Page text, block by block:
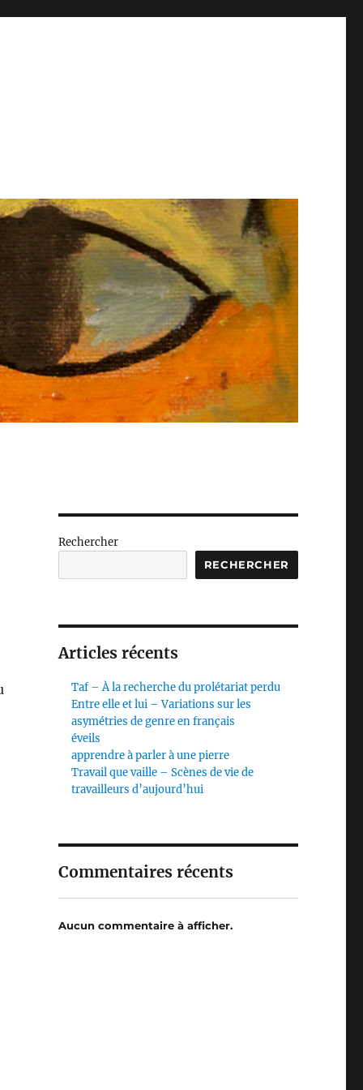
Rechercher
RECHERCHER
Articles récents
Taf – À la recherche du prolétariat perdu
Entre elle et lui – Variations sur les
asymétries de genre en français
éveils
apprendre à parler à une pierre
Travail que vaille – Scènes de vie de
travailleurs d’aujourd’hui
Commentaires récents
Aucun commentaire à afficher.